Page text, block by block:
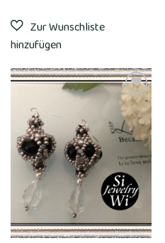
Add to
wishlist